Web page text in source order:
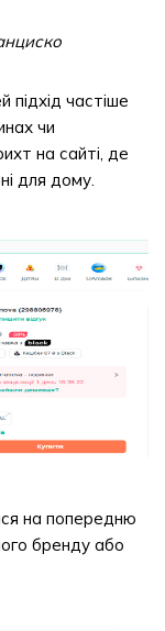
підхід частіше
чи
на сайті, де
для дому.
на попередню
бренду або